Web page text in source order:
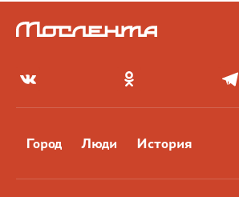
Город Люди История